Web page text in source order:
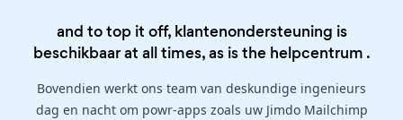
and to top it off, klantenondersteuning is
beschikbaar at all times, as is the helpcentrum .
Bovendien werkt ons team van deskundige ingenieurs
dag en nacht om powr-apps zoals uw Jimdo Mailchimp